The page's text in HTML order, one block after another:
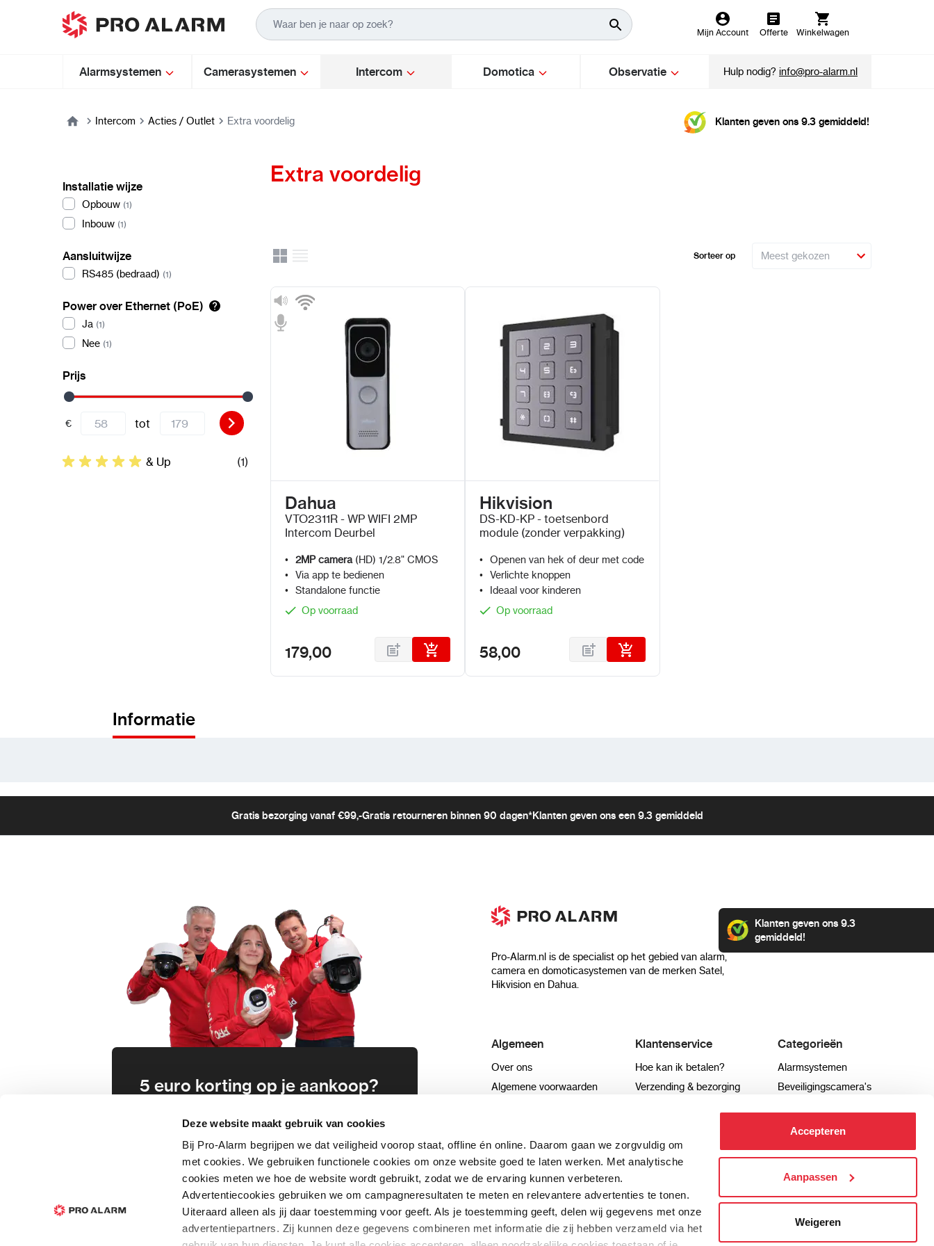
Deze website maakt gebruik van cookies
Bij Pro-Alarm begrijpen we dat veiligheid voorop staat, offline én online. Daarom gaan we zorgvuldig om
met cookies. We gebruiken functionele cookies om onze website goed te laten werken. Met analytische
cookies meten we hoe de website wordt gebruikt, zodat we de ervaring kunnen verbeteren.
Advertentiecookies gebruiken we om campagneresultaten te meten en relevantere advertenties te tonen.
Uiteraard alleen als jij daar toestemming voor geeft. Als je toestemming geeft, delen wij gegevens met onze
advertentiepartners. Zij kunnen deze gegevens combineren met informatie die zij hebben verzameld via het
Accepteren
Aanpassen
Weigeren
Ga naar de inhoud
Mijn Account Offerte Winkelwagen
Alarmsystemen Camerasystemen Intercom Domotica Observatie Hulp nodig?info@pro-alarm.nl
Intercom Acties / Outlet Extra voordelig Klanten geven ons 9.3 gemiddeld!
Installatie wijze
Opbouw (1)
Inbouw (1)
Aansluitwijze
RS485 (bedraad) (1)
Power over Ethernet (PoE)
Ja (1)
Nee (1)
Prijs
€ tot
& Up (1)
Extra voordelig
Uitzicht
Rooster
Lijst Sorteer op
Dahua
VTO2311R - WP WIFI 2MP
Intercom Deurbel
2MP camera(HD) 1/2.8" CMOS
Via app te bedienen
Standalone functie
Op voorraad
179,00
Hikvision
DS-KD-KP - toetsenbord
module (zonder verpakking)
Openen van hek of deur met code
Verlichte knoppen
Ideaal voor kinderen
Op voorraad
58,00
Informatie
Gratis bezorging vanaf €99,-Gratis retourneren binnen 90 dagen*Klanten geven ons een 9.3 gemiddeld
5 euro korting op je aankoop?
Schrijf je direct in voor onze nieuwsbrief en
wees als eerste op de hoogte van
aanbiedingen en meer!
Inschrijven
Pro-Alarm.nl is de specialist op het gebied van alarm,
camera en domoticasystemen van de merken Satel,
Hikvision en Dahua.
Klanten geven ons 9.3
gemiddeld!
Algemeen
Over ons
Algemene voorwaarden
Sitemap
Klantenservice
Hoe kan ik betalen?
Verzending & bezorging
Veel gestelde vragen
Categorieën
Alarmsystemen
Beveiligingscamera's
Hikvision camera's
+31332089022 info@pro-alarm.nl Contactformulier